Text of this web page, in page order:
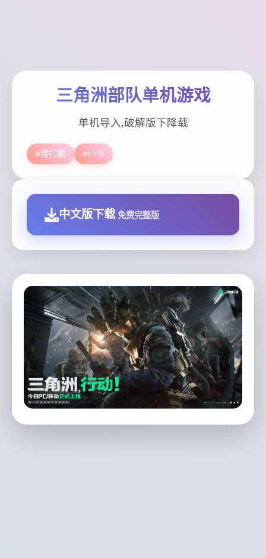
三角洲部队单机游戏
单机导入,破解版下降载
#搜打撤 #FPS
中文版下载 免费完整版